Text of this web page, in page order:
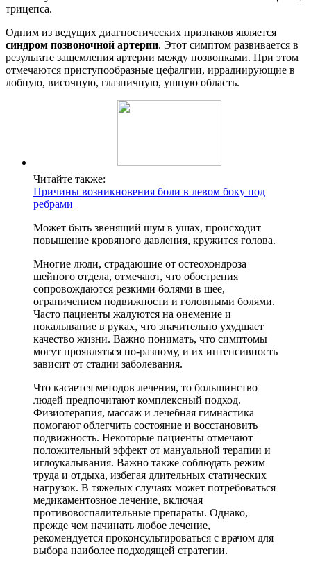
трицепса.
Одним из ведущих диагностических признаков является
синдром позвоночной артерии. Этот симптом развивается в
результате защемления артерии между позвонками. При этом
отмечаются приступообразные цефалгии, иррадиирующие в
лобную, височную, глазничную, ушную область.
Читайте также:
Причины возникновения боли в левом боку под
ребрами
Может быть звенящий шум в ушах, происходит
повышение кровяного давления, кружится голова.
Многие люди, страдающие от остеохондроза
шейного отдела, отмечают, что обострения
сопровождаются резкими болями в шее,
ограничением подвижности и головными болями.
Часто пациенты жалуются на онемение и
покалывание в руках, что значительно ухудшает
качество жизни. Важно понимать, что симптомы
могут проявляться по-разному, и их интенсивность
зависит от стадии заболевания.
Что касается методов лечения, то большинство
людей предпочитают комплексный подход.
Физиотерапия, массаж и лечебная гимнастика
помогают облегчить состояние и восстановить
подвижность. Некоторые пациенты отмечают
положительный эффект от мануальной терапии и
иглоукалывания. Важно также соблюдать режим
труда и отдыха, избегая длительных статических
нагрузок. В тяжелых случаях может потребоваться
медикаментозное лечение, включая
противовоспалительные препараты. Однако,
прежде чем начинать любое лечение,
рекомендуется проконсультироваться с врачом для
выбора наиболее подходящей стратегии.